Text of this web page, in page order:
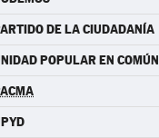
DE LA CIUDADANÍA
POPULAR EN COMÚN